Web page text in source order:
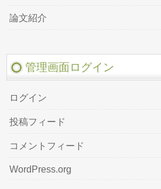
論文紹介
管理画面ログイン
ログイン
投稿フィード
コメントフィード
WordPress.org